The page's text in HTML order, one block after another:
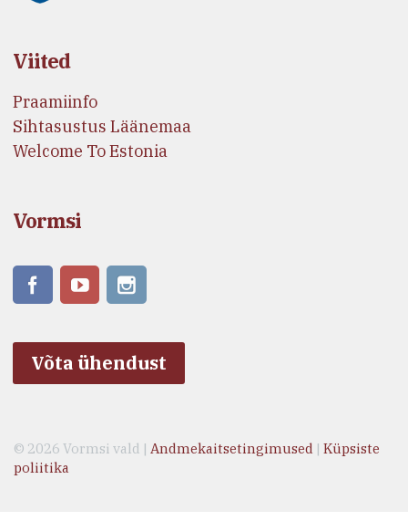
Viited
Praamiinfo
Sihtasustus Läänemaa
Welcome To Estonia
Vormsi
Võta ühendust
© 2026 Vormsi vald | Andmekaitsetingimused | Küpsiste
poliitika